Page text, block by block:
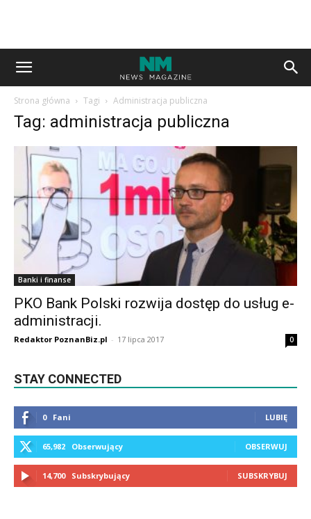
Strona główna Tagi Administracja publiczna
Tag: administracja publiczna
Banki i finanse
PKO Bank Polski rozwija dostęp do usług e-
administracji.
Redaktor PoznanBiz.pl - 17 lipca 2017 0
STAY CONNECTED
0 Fani LUBIĘ
65,982 Obserwujący OBSERWUJ
14,700 Subskrybujący SUBSKRYBUJ